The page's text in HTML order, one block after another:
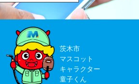
茨木市
マスコット
キャラクター
童子くん